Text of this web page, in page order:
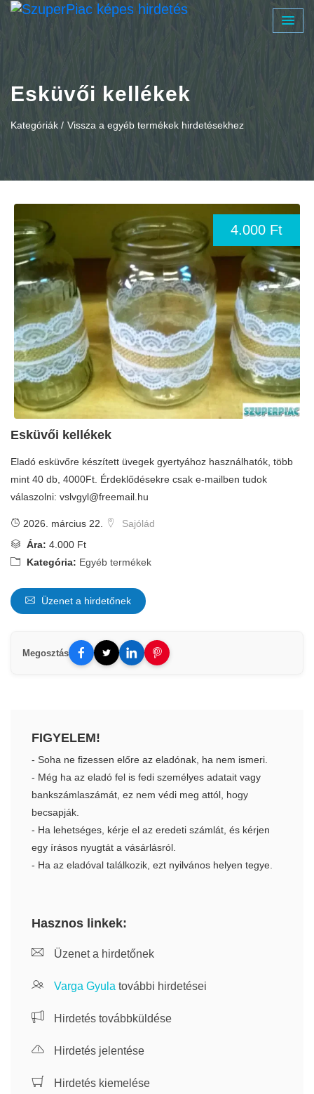
Esküvői kellékek
Kategóriák / Vissza a egyéb termékek hirdetésekhez
4.000 Ft
Esküvői kellékek
Eladó esküvőre készített üvegek gyertyához használhatók, több
mint 40 db, 4000Ft. Érdeklődésekre csak e-mailben tudok
válaszolni: vslvgyl@freemail.hu
2026. március 22.
Sajólád
Ára: 4.000 Ft
Kategória: Egyéb termékek
Üzenet a hirdetőnek
Megosztás
FIGYELEM!
- Soha ne fizessen előre az eladónak, ha nem ismeri.
- Még ha az eladó fel is fedi személyes adatait vagy
bankszámlaszámát, ez nem védi meg attól, hogy
becsapják.
- Ha lehetséges, kérje el az eredeti számlát, és kérjen
egy írásos nyugtát a vásárlásról.
- Ha az eladóval találkozik, ezt nyilvános helyen tegye.
Hasznos linkek:
Üzenet a hirdetőnek
Varga Gyula további hirdetései
Hirdetés továbbküldése
Hirdetés jelentése
Hirdetés kiemelése